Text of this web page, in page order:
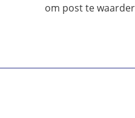
om post te